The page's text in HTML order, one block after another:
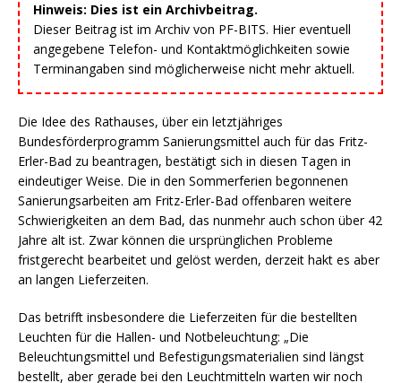
Hinweis: Dies ist ein Archivbeitrag.
Dieser Beitrag ist im Archiv von PF-BITS. Hier eventuell
angegebene Telefon- und Kontaktmöglichkeiten sowie
Terminangaben sind möglicherweise nicht mehr aktuell.
Die Idee des Rathauses, über ein letztjähriges
Bundesförderprogramm Sanierungsmittel auch für das Fritz-
Erler-Bad zu beantragen, bestätigt sich in diesen Tagen in
eindeutiger Weise. Die in den Sommerferien begonnenen
Sanierungsarbeiten am Fritz-Erler-Bad offenbaren weitere
Schwierigkeiten an dem Bad, das nunmehr auch schon über 42
Jahre alt ist. Zwar können die ursprünglichen Probleme
fristgerecht bearbeitet und gelöst werden, derzeit hakt es aber
an langen Lieferzeiten.
Das betrifft insbesondere die Lieferzeiten für die bestellten
Leuchten für die Hallen- und Notbeleuchtung: „Die
Beleuchtungsmittel und Befestigungsmaterialien sind längst
bestellt, aber gerade bei den Leuchtmitteln warten wir noch